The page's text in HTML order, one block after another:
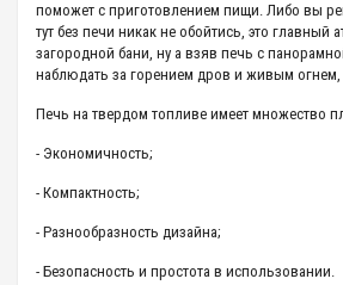
поможет с приготовлением пищи. Либо вы
тут без печи никак не обойтись, это главный
загородной бани, ну а взяв печь с
наблюдать за горением дров и живым
Печь на твердом топливе имеет множество
- Экономичность;
- Компактность;
- Разнообразность дизайна;
- Безопасность и простота в использовании.